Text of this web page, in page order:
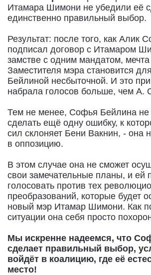
Итамара Шимони не убедили её
единственно правильный выбор.
Результат: после того, как Алик
подписал договор с Итамаром
замстве с одним мандатом,
Заместителя мэра становится
Бейлиной несбыточной. И это
набрала голосов больше, чем А.
Тем не менее, Софья Бейлина
сделать ещё одну ошибку, к
сил склоняет Бени Вакнин, - она
в оппозицию.
В этом случае она не сможет
свои замечательные планы, и ей
голосовать против тех
преобразований, которые будет
новый мэр Итамар Шимони. Как
ситуации она себя просто
Мы искренне надеемся, что
сделает правильный выбор,
войдёт в коалицию, где её
место!